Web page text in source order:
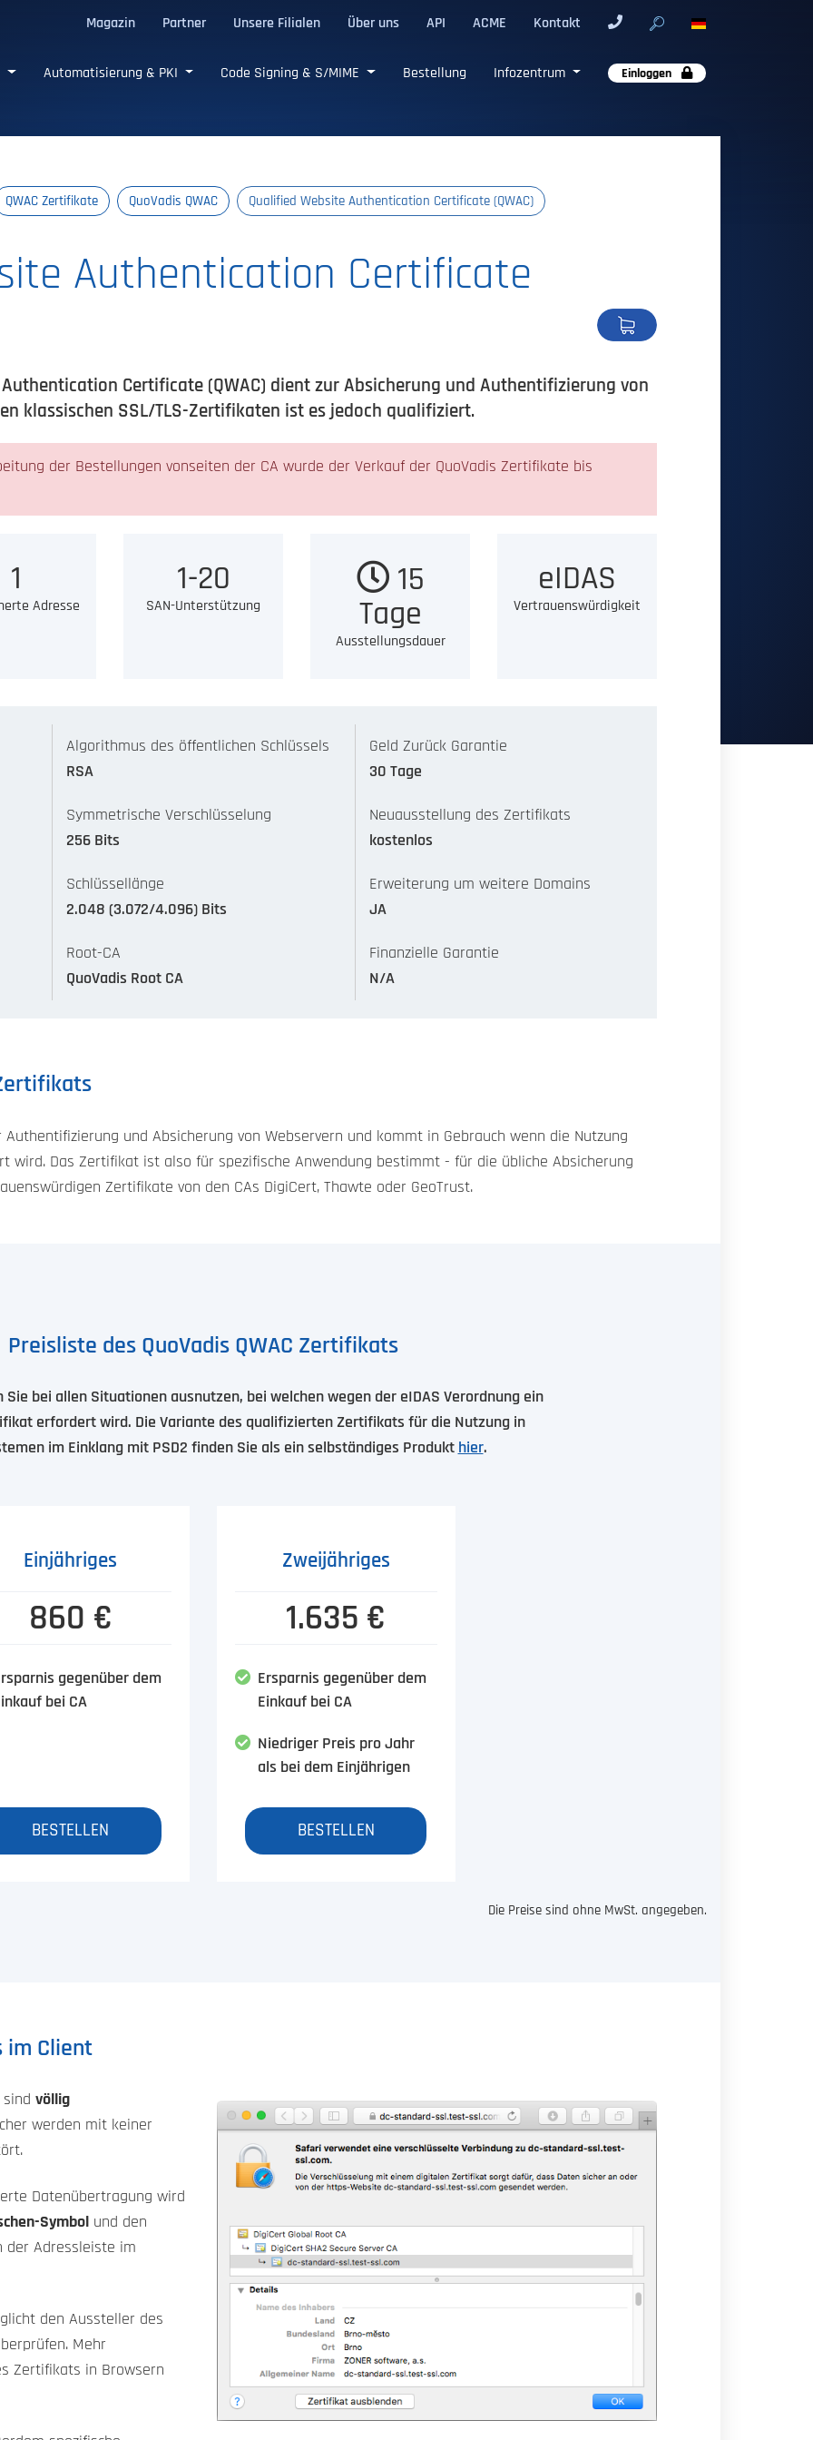
Magazin Partner Unsere Filialen Über uns API ACME Kontakt
Automatisierung & PKI Code Signing & S/MIME Bestellung Infozentrum Einloggen
QWAC Zertifikate QuoVadis QWAC Qualified Website Authentication Certificate (QWAC)
Authentication Certificate
Certificate (QWAC) dient zur Absicherung und Authentifizierung von
klassischen SSL/TLS-Zertifikaten ist es jedoch qualifiziert.
der Bestellungen vonseiten der CA wurde der Verkauf der QuoVadis Zertifikate bis
1
Adresse
1-20
SAN-Unterstützung
15
Tage
Ausstellungsdauer
eIDAS
Vertrauenswürdigkeit
Algorithmus des öffentlichen Schlüssels
RSA
Symmetrische Verschlüsselung
256 Bits
Schlüssellänge
2.048 (3.072/4.096) Bits
Root-CA
QuoVadis Root CA
Geld Zurück Garantie
30 Tage
Neuausstellung des Zertifikats
kostenlos
Erweiterung um weitere Domains
JA
Finanzielle Garantie
N/A
Authentifizierung und Absicherung von Webservern und kommt in Gebrauch wenn die Nutzung
wird. Das Zertifikat ist also für spezifische Anwendung bestimmt - für die übliche Absicherung
Zertifikate von den CAs DigiCert, Thawte oder GeoTrust.
Preisliste des QuoVadis QWAC Zertifikats
bei allen Situationen ausnutzen, bei welchen wegen der eIDAS Verordnung ein
erfordert wird. Die Variante des qualifizierten Zertifikats für die Nutzung in
im Einklang mit PSD2 finden Sie als ein selbständiges Produkt hier.
Einjähriges
860 €
gegenüber dem
bei CA
BESTELLEN
Zweijähriges
1.635 €
Ersparnis gegenüber dem
Einkauf bei CA
Niedriger Preis pro Jahr
als bei dem Einjährigen
BESTELLEN
Die Preise sind ohne MwSt. angegeben.
im Client
völlig
werden mit keiner
Datenübertragung wird
Symbol und den
der Adressleiste im
den Aussteller des
Mehr
Zertifikats in Browsern